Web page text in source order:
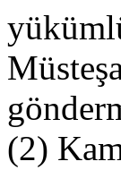
(2)